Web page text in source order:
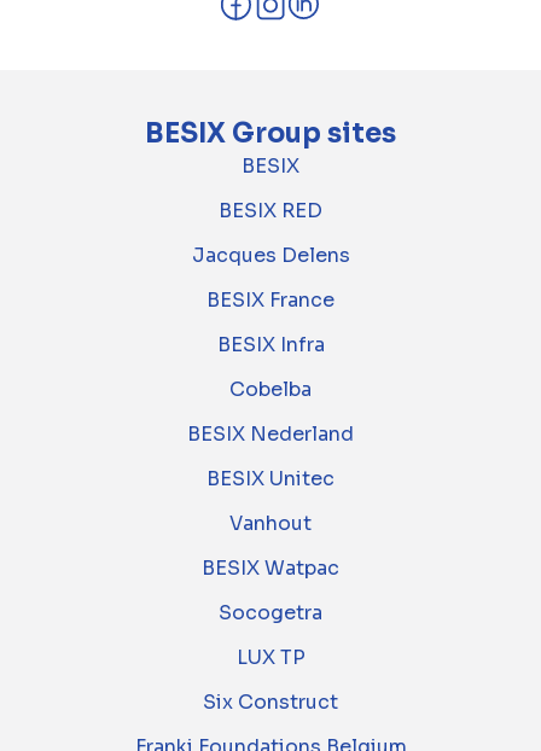
BESIX Group sites
BESIX
BESIX RED
Jacques Delens
BESIX France
BESIX Infra
Cobelba
BESIX Nederland
BESIX Unitec
Vanhout
BESIX Watpac
Socogetra
LUX TP
Six Construct